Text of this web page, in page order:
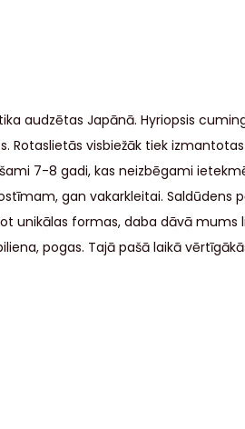
audzētas Japānā. Hyriopsis
visbiežāk tiek
7-8 gadi, kas neizbēgami
gan vakarkleitai. Saldūdens
unikālas formas, daba dāvā mums
pogas. Tajā pašā laikā